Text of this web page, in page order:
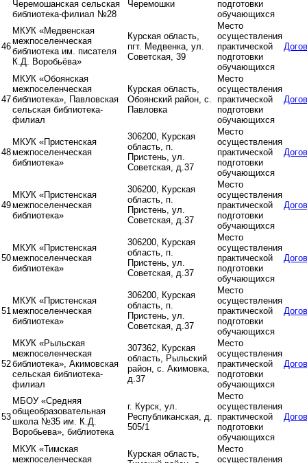
Черемошанская сельская
библиотека-филиал №28
Черемошки
подготовки
обучающихся
46
МКУК «Медвенская
межпоселенческая
библиотека им. писателя
К.Д. Воробьёва»
Курская область,
пгт. Медвенка, ул.
Советская, 39
Место
осуществления
практической
подготовки
обучающихся
47
МКУК «Обоянская
межпоселенческая
библиотека», Павловская
сельская библиотека-
филиал
Курская область,
Обоянский район, с.
Павловка
Место
осуществления
практической
подготовки
обучающихся
48
МКУК «Пристенская
межпоселенческая
библиотека»
306200, Курская
область, п.
Пристень, ул.
Советская, д.37
Место
осуществления
практической
подготовки
обучающихся
49
МКУК «Пристенская
межпоселенческая
библиотека»
306200, Курская
область, п.
Пристень, ул.
Советская, д.37
Место
осуществления
практической
подготовки
обучающихся
50
МКУК «Пристенская
межпоселенческая
библиотека»
306200, Курская
область, п.
Пристень, ул.
Советская, д.37
Место
осуществления
практической
подготовки
обучающихся
51
МКУК «Пристенская
межпоселенческая
библиотека»
306200, Курская
область, п.
Пристень, ул.
Советская, д.37
Место
осуществления
практической
подготовки
обучающихся
52
МКУК «Рыльская
межпоселенческая
библиотека», Акимовская
сельская библиотека-
филиал
307362, Курская
область, Рыльский
район, с. Акимовка,
д.37
Место
осуществления
практической
подготовки
обучающихся
53
МБОУ «Средняя
общеобразовательная
школа №35 им. К.Д.
Воробьева», библиотека
г. Курск, ул.
Республиканская, д.
505/1
Место
осуществления
практической
подготовки
обучающихся
МКУК «Тимская
межпоселенческая
Курская область,
Место
осуществления